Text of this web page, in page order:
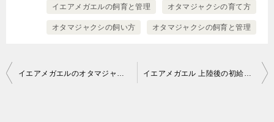
イエアメガエルの飼育と管理 オタマジャクシの育て方
オタマジャクシの飼い方 オタマジャクシの飼育と管理
投